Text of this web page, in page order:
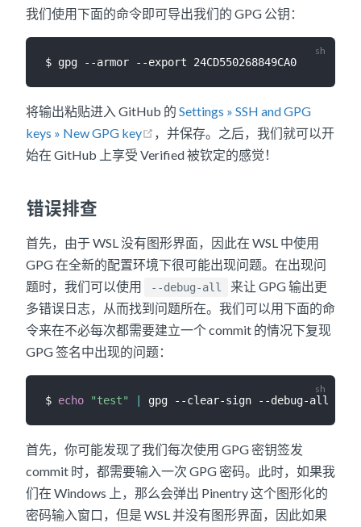
我们使用下面的命令即可导出我们的 GPG 公钥：
将输出粘贴进入 GitHub 的 Settings » SSH and GPG
keys » New GPG key
，并保存。之后，我们就可以开
始在 GitHub 上享受 Verified 被钦定的感觉！
错误排查
首先，由于 WSL 没有图形界面，因此在 WSL 中使用
GPG 在全新的配置环境下很可能出现问题。在出现问
题时，我们可以使用
--debug-all
来让 GPG 输出更
多错误日志，从而找到问题所在。我们可以用下面的命
令来在不必每次都需要建立一个 commit 的情况下复现
GPG 签名中出现的问题：
$ echo "test" |
首先，你可能发现了我们每次使用 GPG 密钥签发
commit 时，都需要输入一次 GPG 密码。此时，如果我
们在 Windows 上，那么会弹出 Pinentry 这个图形化的
密码输入窗口，但是 WSL 并没有图形界面，因此如果